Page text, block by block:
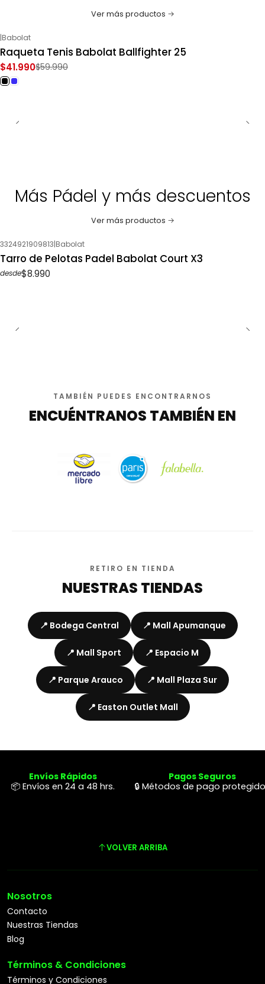
Ver más productos
-30%OFF
|Babolat
Raqueta Tenis Babolat Ballfighter 25
$41.990$59.990
Más Pádel y más descuentos
Ver más productos
3324921909813|Babolat
Tarro de Pelotas Padel Babolat Court X3
desde$8.990
TAMBIÉN PUEDES ENCONTRARNOS
ENCUÉNTRANOS TAMBIÉN EN
RETIRO EN TIENDA
NUESTRAS TIENDAS
📍 Bodega Central 📍 Mall Apumanque
📍 Mall Sport 📍 Espacio M
📍 Parque Arauco 📍 Mall Plaza Sur
📍 Easton Outlet Mall
Envíos Rápidos
📦 Envíos en 24 a 48 hrs.
Pagos Seguros
🔒 Métodos de pago
VOLVER ARRIBA
Nosotros
Contacto
Nuestras Tiendas
Blog
Términos & Condiciones
Términos y Condiciones